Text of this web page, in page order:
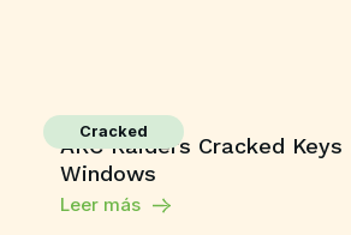
Cracked
ARC Raiders Cracked Keys
Windows
Leer más